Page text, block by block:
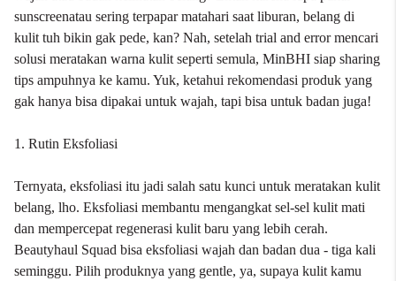
sunscreenatau sering terpapar matahari saat liburan, belang di
kulit tuh bikin gak pede, kan? Nah, setelah trial and error mencari
solusi meratakan warna kulit seperti semula, MinBHI siap sharing
tips ampuhnya ke kamu. Yuk, ketahui rekomendasi produk yang
gak hanya bisa dipakai untuk wajah, tapi bisa untuk badan juga!
1. Rutin Eksfoliasi
Ternyata, eksfoliasi itu jadi salah satu kunci untuk meratakan kulit
belang, lho. Eksfoliasi membantu mengangkat sel-sel kulit mati
dan mempercepat regenerasi kulit baru yang lebih cerah.
Beautyhaul Squad bisa eksfoliasi wajah dan badan dua - tiga kali
seminggu. Pilih produknya yang gentle, ya, supaya kulit kamu